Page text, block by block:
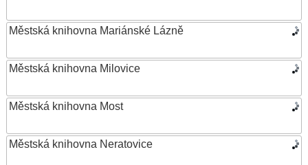
Městská knihovna Mariánské Lázně
Městská knihovna Milovice
Městská knihovna Most
Městská knihovna Neratovice